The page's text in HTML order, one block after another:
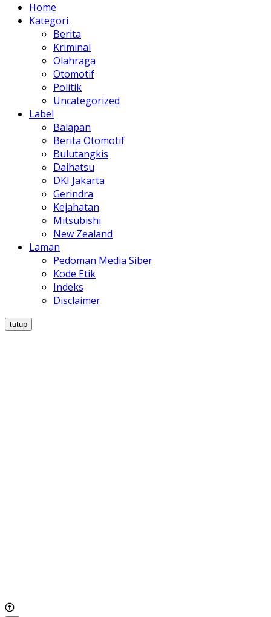
Home
Kategori
Berita
Kriminal
Olahraga
Otomotif
Politik
Uncategorized
Label
Balapan
Berita Otomotif
Bulutangkis
Daihatsu
DKI Jakarta
Gerindra
Kejahatan
Mitsubishi
New Zealand
Laman
Pedoman Media Siber
Kode Etik
Indeks
Disclaimer
tutup